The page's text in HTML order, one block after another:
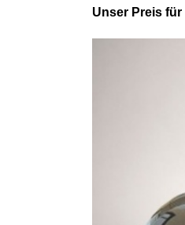
Unser Preis für